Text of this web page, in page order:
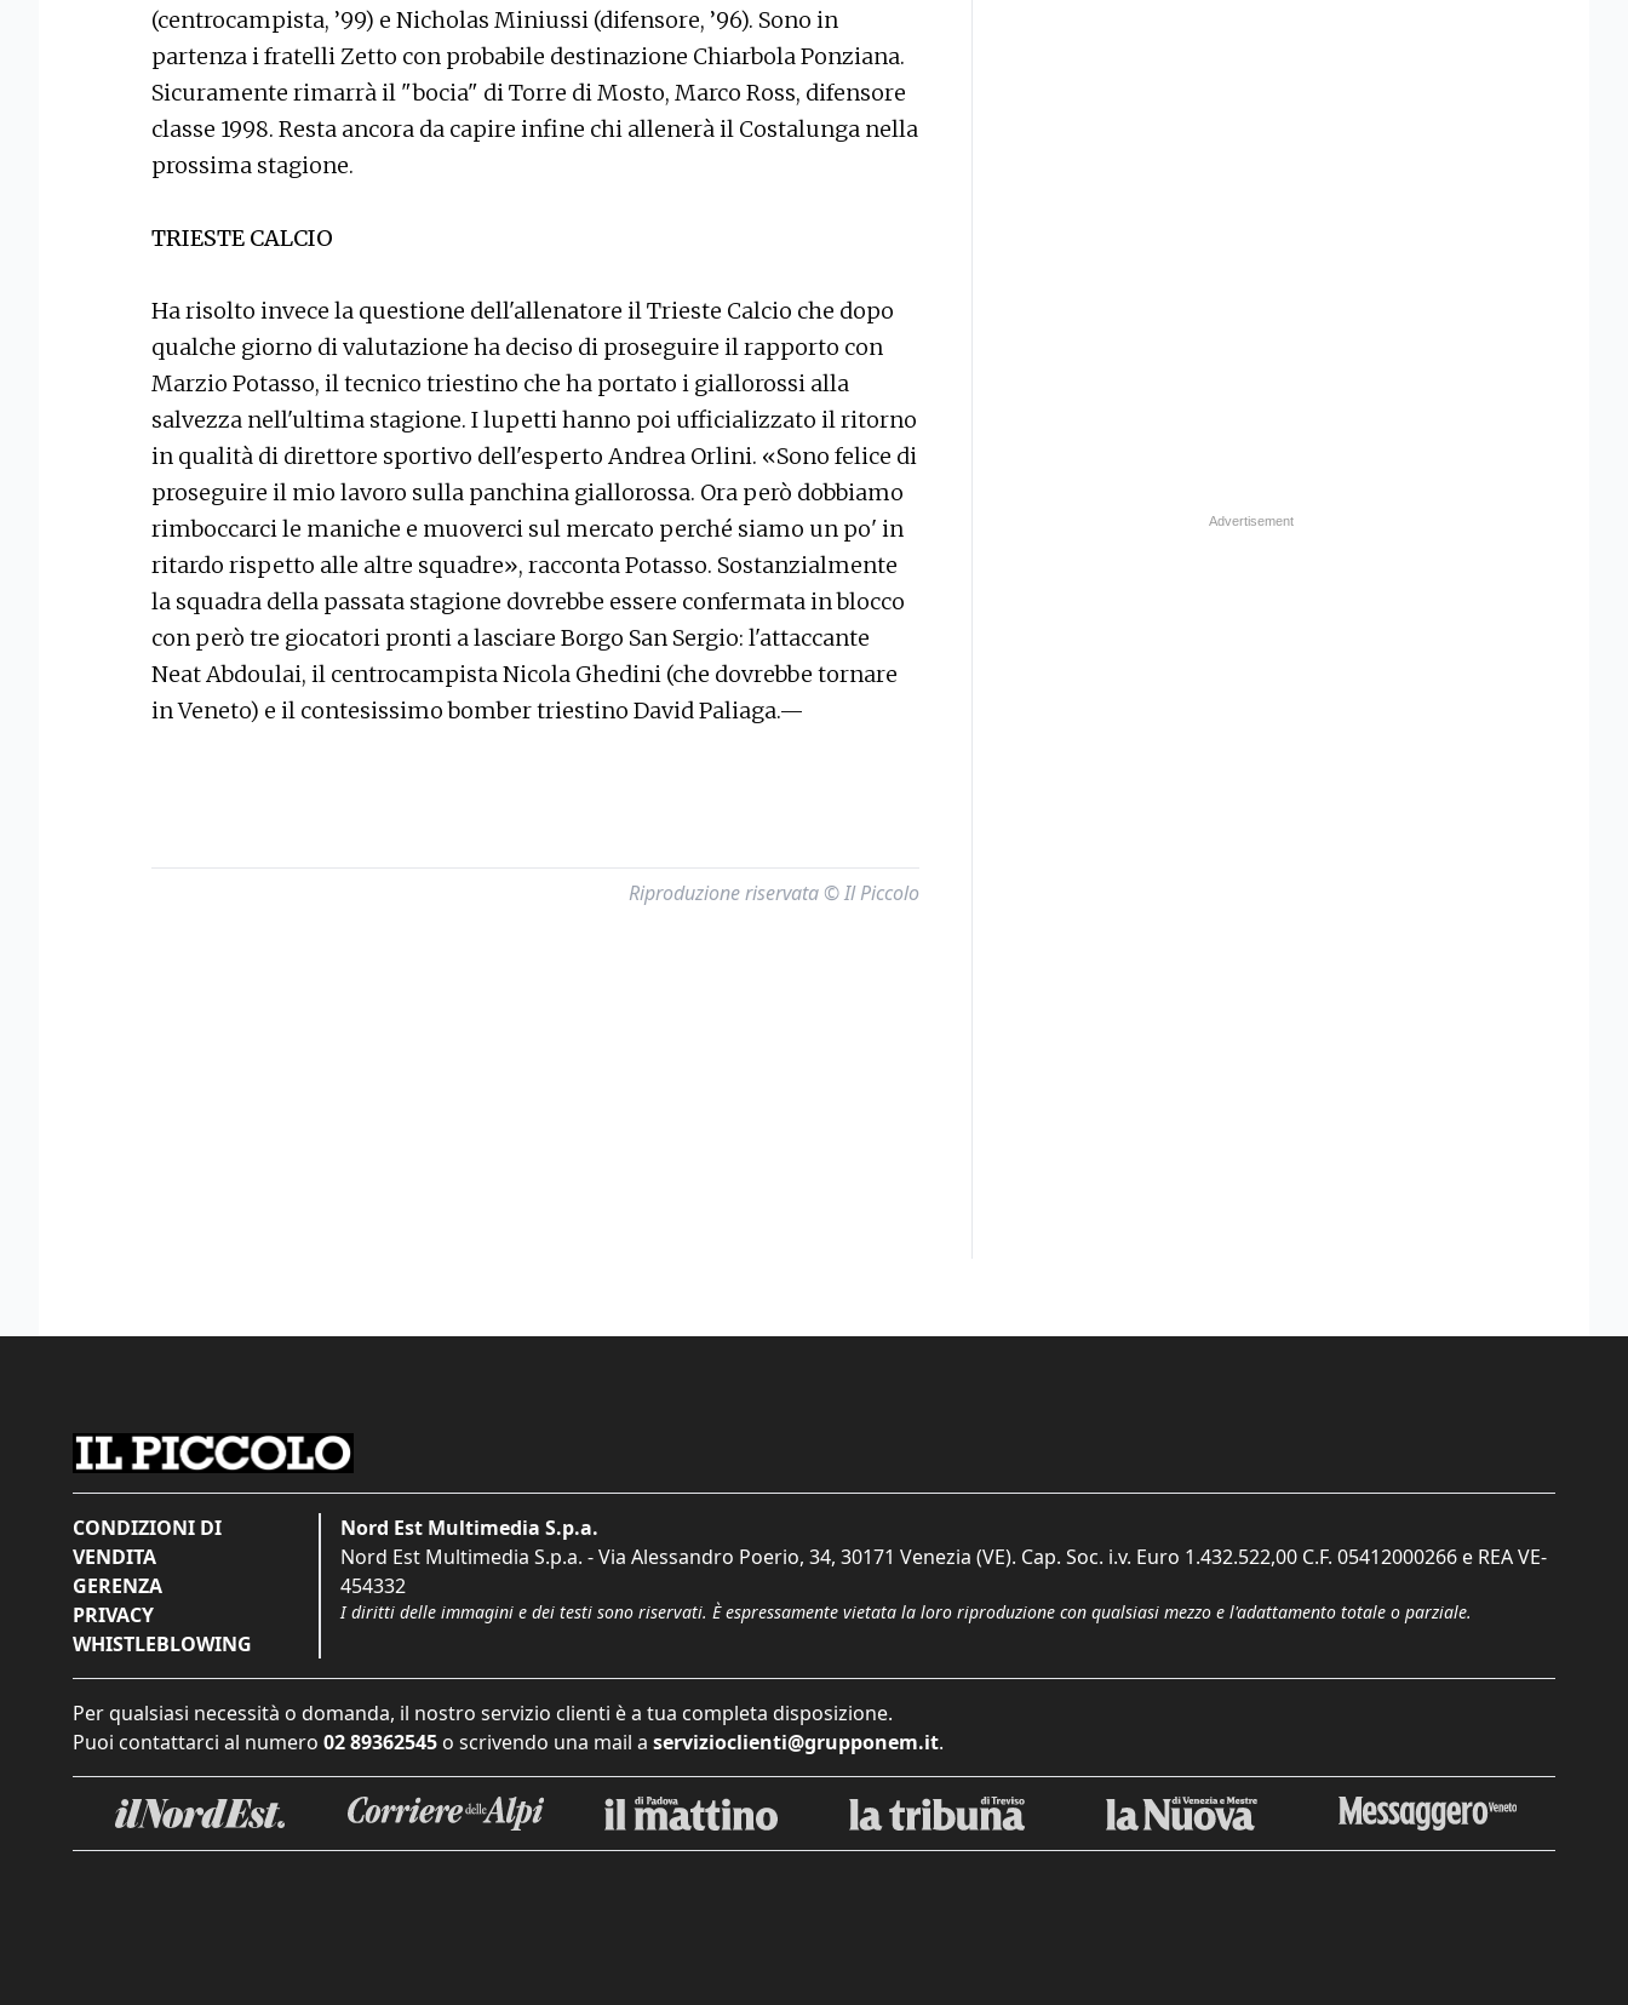
(centrocampista, ’99) e Nicholas Miniussi (difensore, ’96). Sono in
partenza i fratelli Zetto con probabile destinazione Chiarbola Ponziana.
Sicuramente rimarrà il "bocia" di Torre di Mosto, Marco Ross, difensore
classe 1998. Resta ancora da capire infine chi allenerà il Costalunga nella
prossima stagione.
TRIESTE CALCIO
Ha risolto invece la questione dell'allenatore il Trieste Calcio che dopo
qualche giorno di valutazione ha deciso di proseguire il rapporto con
Marzio Potasso, il tecnico triestino che ha portato i giallorossi alla
salvezza nell'ultima stagione. I lupetti hanno poi ufficializzato il ritorno
in qualità di direttore sportivo dell'esperto Andrea Orlini. «Sono felice di
proseguire il mio lavoro sulla panchina giallorossa. Ora però dobbiamo
rimboccarci le maniche e muoverci sul mercato perché siamo un po' in
ritardo rispetto alle altre squadre», racconta Potasso. Sostanzialmente
la squadra della passata stagione dovrebbe essere confermata in blocco
con però tre giocatori pronti a lasciare Borgo San Sergio: l'attaccante
Neat Abdoulai, il centrocampista Nicola Ghedini (che dovrebbe tornare
in Veneto) e il contesissimo bomber triestino David Paliaga.—
Riproduzione riservata © Il Piccolo
CONDIZIONI DI
VENDITA
GERENZA
PRIVACY
WHISTLEBLOWING
Nord Est Multimedia S.p.a.
Nord Est Multimedia S.p.a. - Via Alessandro Poerio, 34, 30171 Venezia (VE). Cap. Soc. i.v. Euro 1.432.522,00 C.F. 05412000266 e REA VE-
454332
I diritti delle immagini e dei testi sono riservati. È espressamente vietata la loro riproduzione con qualsiasi mezzo e l'adattamento totale o parziale.
Per qualsiasi necessità o domanda, il nostro servizio clienti è a tua completa disposizione.
Puoi contattarci al numero 02 89362545 o scrivendo una mail a servizioclienti@grupponem.it.